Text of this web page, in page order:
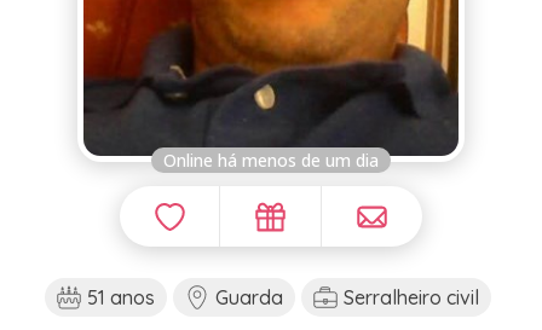
Online há menos de um dia
51 anos Guarda Serralheiro civil